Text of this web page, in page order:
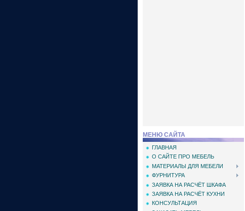
МЕНЮ САЙТА
ГЛАВНАЯ
О САЙТЕ ПРО МЕБЕЛЬ
МАТЕРИАЛЫ ДЛЯ МЕБЕЛИ
ФУРНИТУРА
ЗАЯВКА НА РАСЧЁТ ШКАФА
ЗАЯВКА НА РАСЧЁТ КУХНИ
КОНСУЛЬТАЦИЯ